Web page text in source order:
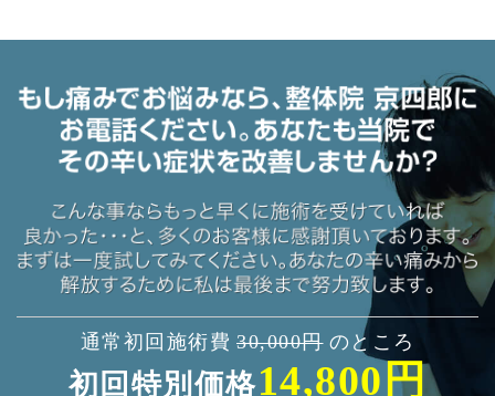
通常初回施術費 30,000円 のところ
初回特別価格14,800円